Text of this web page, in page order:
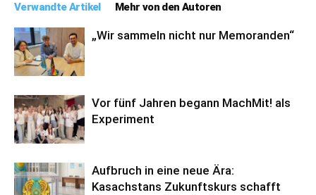
Verwandte Artikel Mehr von den Autoren
„Wir sammeln nicht nur Memoranden“
Vor fünf Jahren begann MachMit! als
Experiment
Aufbruch in eine neue Ära:
Kasachstans Zukunftskurs schafft